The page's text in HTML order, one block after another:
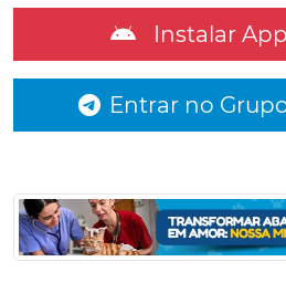
Instalar
Entrar no